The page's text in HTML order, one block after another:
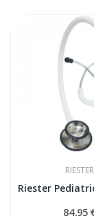
RIESTER
84,95